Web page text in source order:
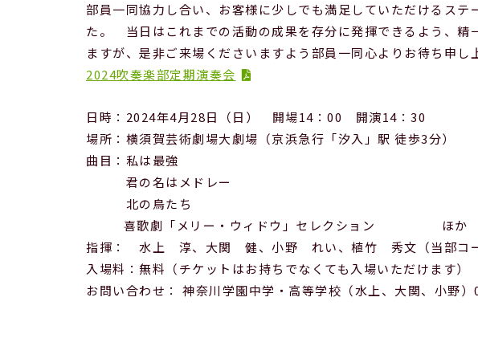
部員一同協力し合い、お客様に少しでも満足していただけるステ
た。 当日はこれまでの活動の成果を存分に発揮できるよう、精
ますが、是非ご来場くださいますよう部員一同心よりお待ち申し
2024吹奏楽部定期演奏会
日時：2024年4月28日（日） 開場14：00 開演14：30
場所：横須賀芸術劇場大劇場（京浜急行「汐入」駅 徒歩3分）
曲目：私は最強
君の名はメドレー
北の鳥たち
喜歌劇「メリー・ウィドウ」セレクション ほか
指揮： 水上 淳、大関 健、小野 れい、植竹 秀文（当部コー
入場料：無料（チケットはお持ちでなくても入場いただけます）
お問い合わせ： 神奈川学園中学・高等学校（水上、大関、小野